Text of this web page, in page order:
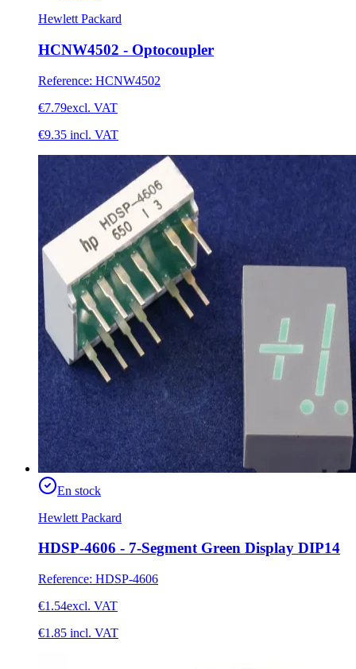
Hewlett Packard
HCNW4502 - Optocoupler
Reference: HCNW4502
€7.79excl. VAT
€9.35 incl. VAT
En stock
Hewlett Packard
HDSP-4606 - 7-Segment Green Display DIP14
Reference: HDSP-4606
€1.54excl. VAT
€1.85 incl. VAT